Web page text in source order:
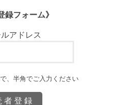
録フォーム》
アドレス
、半角でご入力ください